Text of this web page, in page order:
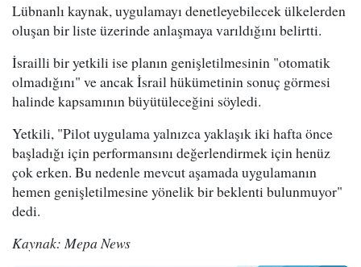
Lübnanlı kaynak, uygulamayı denetleyebilecek ülkelerden
oluşan bir liste üzerinde anlaşmaya varıldığını belirtti.
İsrailli bir yetkili ise planın genişletilmesinin "otomatik
olmadığını" ve ancak İsrail hükümetinin sonuç görmesi
halinde kapsamının büyütüleceğini söyledi.
Yetkili, "Pilot uygulama yalnızca yaklaşık iki hafta önce
başladığı için performansını değerlendirmek için henüz
çok erken. Bu nedenle mevcut aşamada uygulamanın
hemen genişletilmesine yönelik bir beklenti bulunmuyor"
dedi.
Kaynak: Mepa News